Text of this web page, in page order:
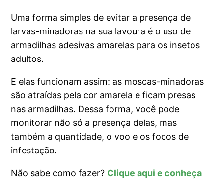
Uma forma simples de evitar a presença de
larvas-minadoras na sua lavoura é o uso de
armadilhas adesivas amarelas para os insetos
adultos.
E elas funcionam assim: as moscas-minadoras
são atraídas pela cor amarela e ficam presas
nas armadilhas. Dessa forma, você pode
monitorar não só a presença delas, mas
também a quantidade, o voo e os focos de
infestação.
Não sabe como fazer? Clique aqui e conheça